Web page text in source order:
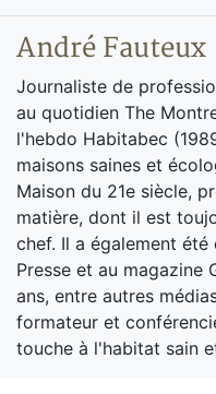
André Fauteux
Journaliste de
au quotidien The
l'hebdo Habitabec
maisons saines et
Maison du 21e siècle,
matière, dont il est
chef. Il a également
Presse et au magazine
ans, entre autres
formateur et
touche à l'habitat sain